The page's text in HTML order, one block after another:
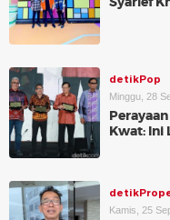
detikPop
Minggu, 28
Kwat: Ini
Kamis, 25